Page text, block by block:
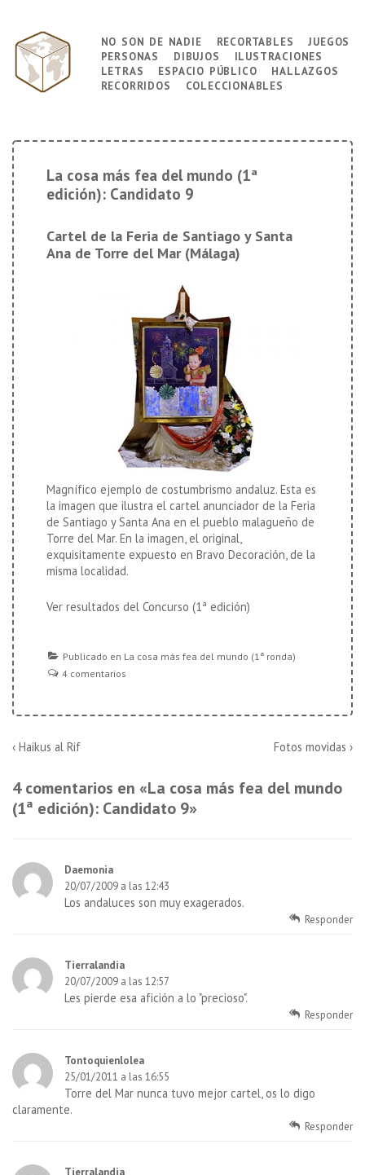
contenido
principal
Navegación
principal
no son de nadie recortables juegos
personas dibujos ilustraciones
letras espacio público hallazgos
recorridos coleccionables
La cosa más fea del mundo (1ª
edición): Candidato 9
Cartel de la Feria de Santiago y Santa
Ana de Torre del Mar (Málaga)
Magnífico ejemplo de costumbrismo andaluz. Esta es
la imagen que ilustra el cartel anunciador de la Feria
de Santiago y Santa Ana en el pueblo malagueño de
Torre del Mar. En la imagen, el original,
exquisitamente expuesto en Bravo Decoración, de la
misma localidad.
Ver resultados del Concurso (1ª edición)
Publicado en La cosa más fea del mundo (1ª ronda)
4 comentarios
Navegación
de
entradas
La
es
‹ Haikus al Rif
La
es
Fotos movidas ›
4 comentarios en «La cosa más fea del mundo
(1ª edición): Candidato 9»
Daemonia
20/07/2009 a las 12:43
Los andaluces son muy exagerados.
Responder
Tierralandia
20/07/2009 a las 12:57
Les pierde esa afición a lo "precioso".
Responder
Tontoquienlolea
25/01/2011 a las 16:55
Torre del Mar nunca tuvo mejor cartel, os lo digo
claramente.
Responder
Tierralandia